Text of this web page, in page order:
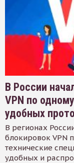
В России
VPN по
удобных
В регионах
блокировок VPN
технические
удобных и